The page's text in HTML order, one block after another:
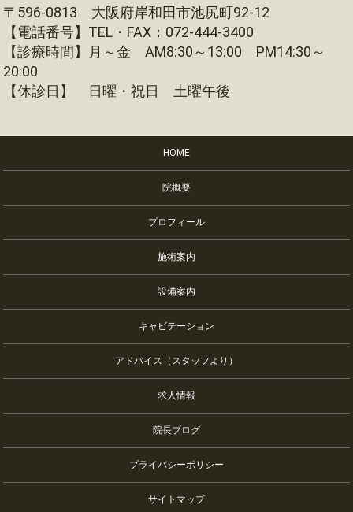
〒596-0813 大阪府岸和田市池尻町92-12
【電話番号】TEL・FAX：072-444-3400
【診療時間】月～金 AM8:30～13:00 PM14:30～
20:00
【休診日】 日曜・祝日 土曜午後
HOME
院概要
プロフィール
施術案内
設備案内
キャビテーション
アドバイス（スタッフより）
求人情報
院長ブログ
プライバシーポリシー
サイトマップ